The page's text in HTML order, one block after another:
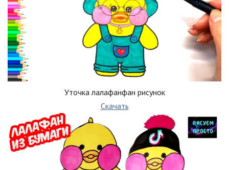
Уточка лалафанфан рисунок
Скачать